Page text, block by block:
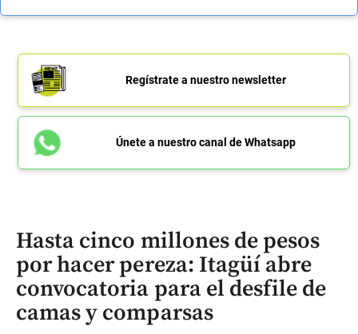
Regístrate a nuestro newsletter
Únete a nuestro canal de Whatsapp
Hasta cinco millones de pesos
por hacer pereza: Itagüí abre
convocatoria para el desfile de
camas y comparsas